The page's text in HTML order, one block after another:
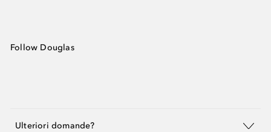
Follow Douglas
Ulteriori domande?